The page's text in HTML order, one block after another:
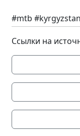
#mtb
Ссылки на